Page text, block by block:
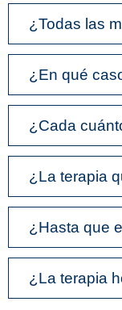
¿Todas las
¿En qué
¿Cada
¿La terapia
¿Hasta que
¿La terapia